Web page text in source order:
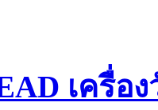
เครื่